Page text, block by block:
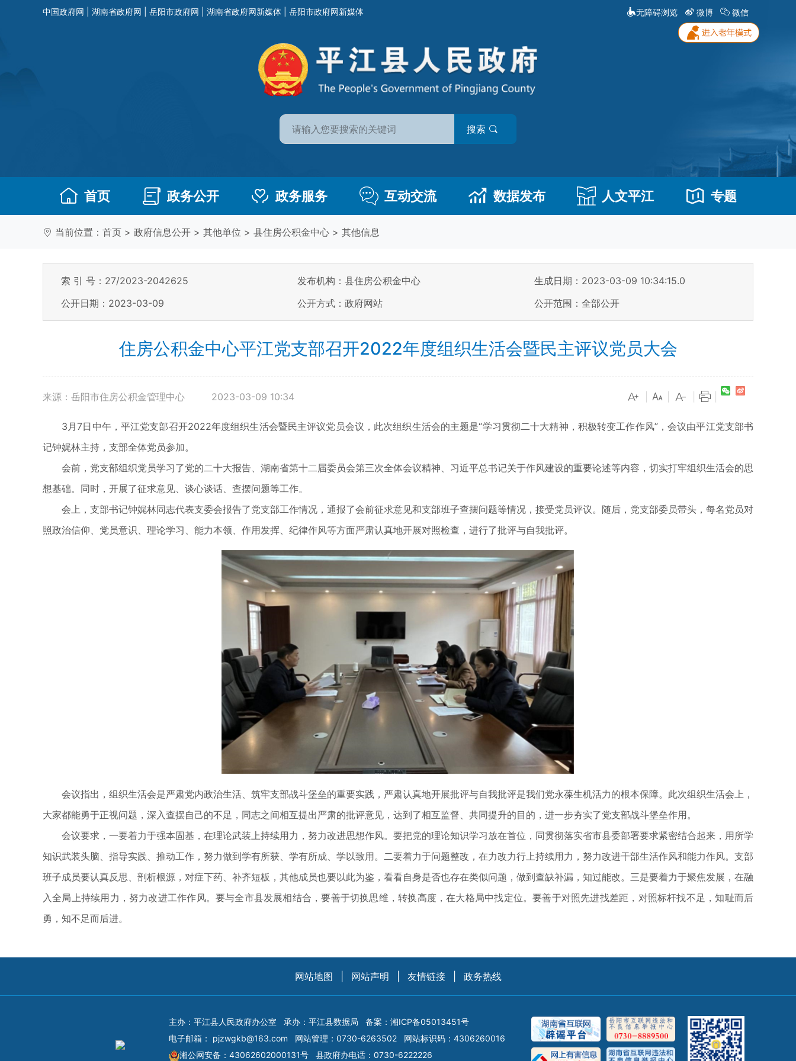
中国政府网 湖南省政府网 岳阳市政府网 湖南省政府网新媒体 岳阳市政府网新媒体 无障碍浏览 微博 微信
搜索
首页 政务公开 政务服务 互动交流 数据发布 人文平江 专题
当前位置： 首页 > 政府信息公开 > 其他单位 > 县住房公积金中心 > 其他信息
索 引 号：27/2023-2042625 发布机构：县住房公积金中心
生成日期：2023-03-09 10:34:15.0
公开日期：2023-03-09
公开方式：政府网站 公开范围：全部公开
住房公积金中心平江党支部召开2022年度组织生活会暨民主评议党员大会
来源：岳阳市住房公积金管理中心 2023-03-09 10:34
3月7日中午，平江党支部召开2022年度组织生活会暨民主评议党员会议，此次组织生活会的主题是“学习贯彻二十大精神，积极转变工作作风”，会议由平江党支部书
记钟娓林主持，支部全体党员参加。
会前，党支部组织党员学习了党的二十大报告、湖南省第十二届委员会第三次全体会议精神、习近平总书记关于作风建设的重要论述等内容，切实打牢组织生活会的思
想基础。同时，开展了征求意见、谈心谈话、查摆问题等工作。
会上，支部书记钟娓林同志代表支委会报告了党支部工作情况，通报了会前征求意见和支部班子查摆问题等情况，接受党员评议。随后，党支部委员带头，每名党员对
照政治信仰、党员意识、理论学习、能力本领、作用发挥、纪律作风等方面严肃认真地开展对照检查，进行了批评与自我批评。
会议指出，组织生活会是严肃党内政治生活、筑牢支部战斗堡垒的重要实践，严肃认真地开展批评与自我批评是我们党永葆生机活力的根本保障。此次组织生活会上，
大家都能勇于正视问题，深入查摆自己的不足，同志之间相互提出严肃的批评意见，达到了相互监督、共同提升的目的，进一步夯实了党支部战斗堡垒作用。
会议要求，一要着力于强本固基，在理论武装上持续用力，努力改进思想作风。要把党的理论知识学习放在首位，同贯彻落实省市县委部署要求紧密结合起来，用所学
知识武装头脑、指导实践、推动工作，努力做到学有所获、学有所成、学以致用。二要着力于问题整改，在力改力行上持续用力，努力改进干部生活作风和能力作风。支部
班子成员要认真反思、剖析根源，对症下药、补齐短板，其他成员也要以此为鉴，看看自身是否也存在类似问题，做到查缺补漏，知过能改。三是要着力于聚焦发展，在融
入全局上持续用力，努力改进工作作风。要与全市县发展相结合，要善于切换思维，转换高度，在大格局中找定位。要善于对照先进找差距，对照标杆找不足，知耻而后
勇，知不足而后进。
网站地图 网站声明 友情链接 政务热线
主办：平江县人民政府办公室 承办：平江县数据局 备案： 湘ICP备05013451号
电子邮箱： pjzwgkb@163.com 网站管理：0730-6263502
网站标识码：4306260016
湘公网安备：43062602000131号
县政府办电话：0730-6222226